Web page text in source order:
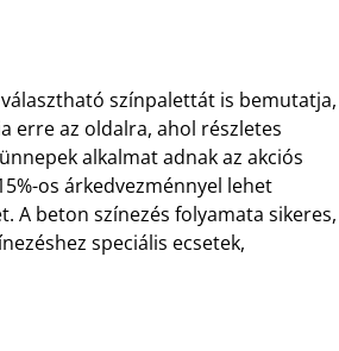
színpalettát is bemutatja,
erre az oldalra, ahol részletes
alkalmat adnak az akciós
os árkedvezménnyel lehet
A beton színezés folyamata sikeres,
speciális ecsetek,